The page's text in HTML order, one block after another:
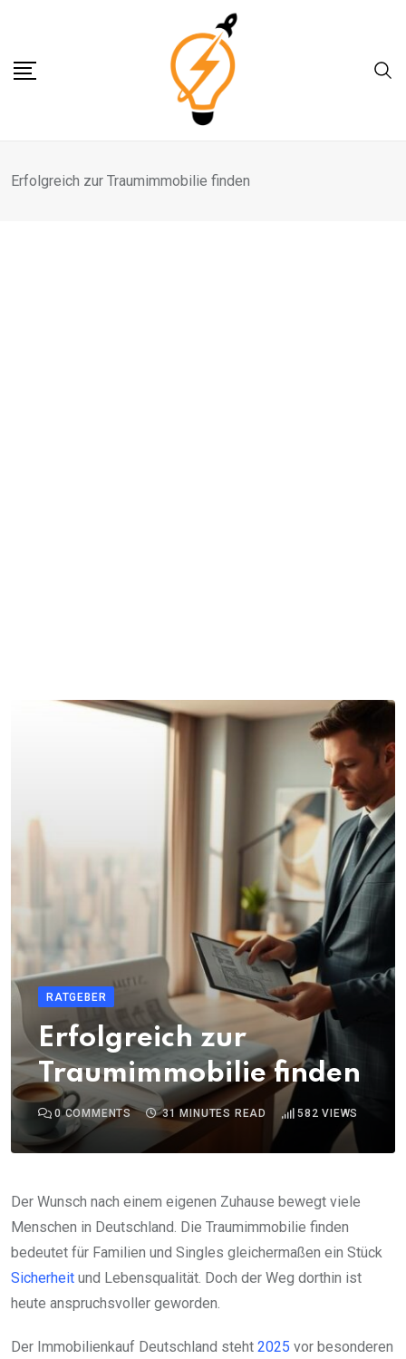
content
Erfolgreich zur Traumimmobilie finden
RATGEBER
Erfolgreich zur
Traumimmobilie finden
0COMMENTS 31 MINUTES READ 582 VIEWS
Der Wunsch nach einem eigenen Zuhause bewegt viele
Menschen in Deutschland. Die Traumimmobilie finden
bedeutet für Familien und Singles gleichermaßen ein Stück
Sicherheit und Lebensqualität. Doch der Weg dorthin ist
heute anspruchsvoller geworden.
Der Immobilienkauf Deutschland steht 2025 vor besonderen